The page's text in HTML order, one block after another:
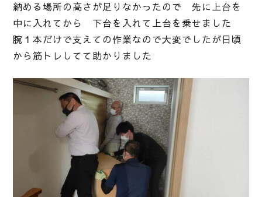
納める場所の高さが足りなかったので 先に上台を
中に入れてから 下台を入れて上台を乗せました
腕１本だけで支えての作業なので大変でしたが日頃
から筋トレしてて助かりました